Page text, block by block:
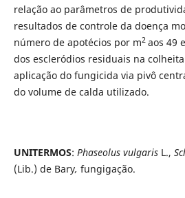
relação ao parâmetros de
resultados de controle da doença
número de apotécios por m2 aos 49
dos escleródios residuais na
aplicação do fungicida via pivô
do volume de calda utilizado.
UNITERMOS: Phaseolus vulgarisL.,
(Lib.) de Bary, fungigação.